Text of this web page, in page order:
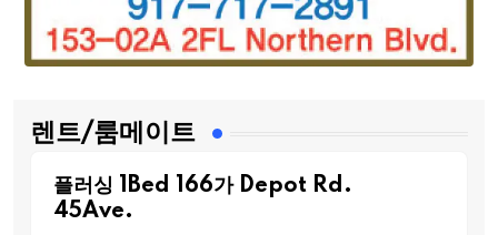
렌트/룸메이트
플러싱 1Bed 166가 Depot Rd.
45Ave.